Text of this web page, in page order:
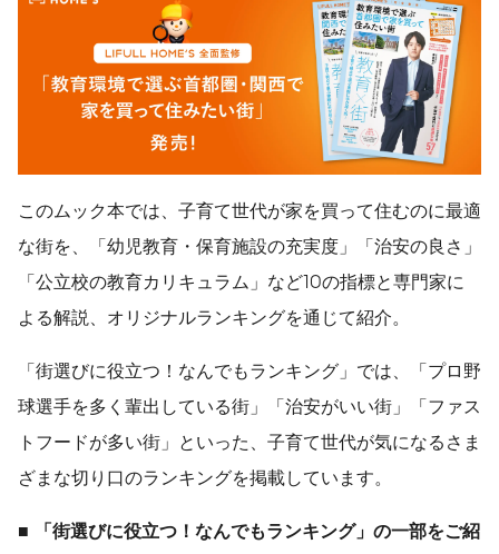
このムック本では、子育て世代が家を買って住むのに最適
な街を、「幼児教育・保育施設の充実度」「治安の良さ」
「公立校の教育カリキュラム」など10の指標と専門家に
よる解説、オリジナルランキングを通じて紹介。
「街選びに役立つ！なんでもランキング」では、「プロ野
球選手を多く輩出している街」「治安がいい街」「ファス
トフードが多い街」といった、子育て世代が気になるさま
ざまな切り口のランキングを掲載しています。
■
「街選びに役立つ！なんでもランキング」の一部をご紹